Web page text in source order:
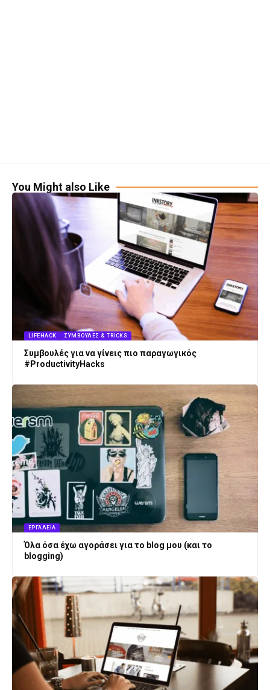
You Might also Like
LIFEHACK ΣΥΜΒΟΥΛΈΣ & TRICKS
Συμβουλές για να γίνεις πιο παραγωγικός
#ProductivityHacks
ΕΡΓΑΛΕΊΑ
Όλα όσα έχω αγοράσει για το blog μου (και το
blogging)